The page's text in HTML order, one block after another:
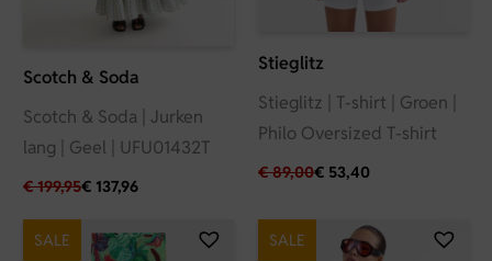
Scotch & Soda
Scotch & Soda | Jurken
lang | Geel | UFU01432T
€199,95€ 137,96
Stieglitz
Stieglitz | T-shirt | Groen |
Philo Oversized T-shirt
€89,00€ 53,40
SALE SALE